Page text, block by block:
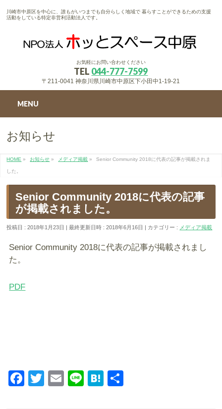
川崎市中原区を中心に、誰もがいつまでも自分らしく地域で 暮らすことができるための支援
活動をしている特定非営利活動法人です。
お気軽にお問い合わせください
TEL 044-777-7599
〒211-0041 神奈川県川崎市中原区下小田中1-19-21
MENU
お知らせ
HOME » お知らせ » メディア掲載 » Senior Community 2018に代表の記事が掲載されま
した。
Senior Community 2018に代表の記事
が掲載されました。
投稿日 : 2018年1月23日 最終更新日時 : 2018年6月16日 カテゴリー : メディア掲載
Senior Community 2018に代表の記事が掲載されまし
た。
PDF
Facebook
Twitter
EmailLineHatena